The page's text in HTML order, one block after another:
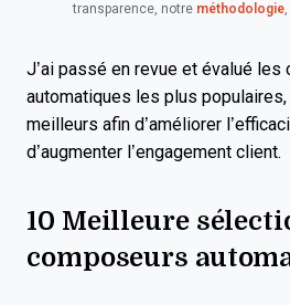
transparence, notre méthodologie,
J’ai passé en revue et évalué les
automatiques les plus
meilleurs afin d’améliorer
d’augmenter l’engagement client.
10 Meilleure
composeurs